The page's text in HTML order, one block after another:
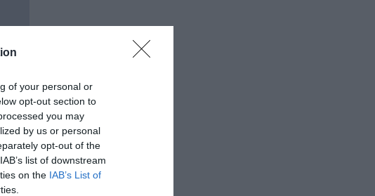
of your personal or
opt-out section to
you may
by us or personal
opt-out of the
list of downstream
on the IAB’s List of